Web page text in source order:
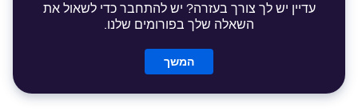
עדיין יש לך צורך בעזרה? יש להתחבר כדי לשאול את
השאלה שלך בפורומים שלנו.
המשך